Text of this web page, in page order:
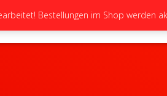
NEUIGKEITEN GALERIE
Bestellungen im Shop werden